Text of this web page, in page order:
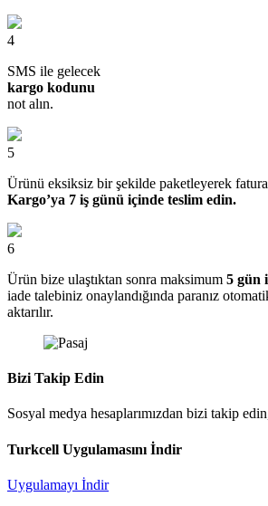
4
SMS ile gelecek
kargo kodunu
not alın.
5
Ürünü eksiksiz bir şekilde paketleyerek
Kargo’ya 7 iş günü içinde teslim edin.
6
Ürün bize ulaştıktan sonra maksimum 5 gün
iade talebiniz onaylandığında paranız
aktarılır.
Bizi Takip Edin
Sosyal medya hesaplarımızdan bizi takip
Turkcell Uygulamasını İndir
Uygulamayı İndir